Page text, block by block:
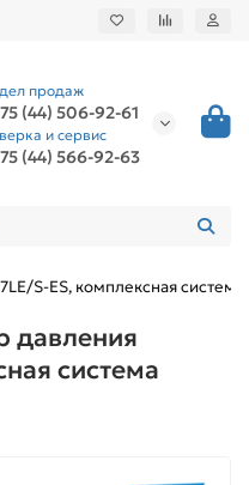
продаж
(44) 506-92-61
и сервис
(44) 566-92-63
S-ES, комплексная система
давления
система